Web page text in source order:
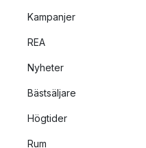
Kampanjer
REA
Nyheter
Bästsäljare
Högtider
Rum